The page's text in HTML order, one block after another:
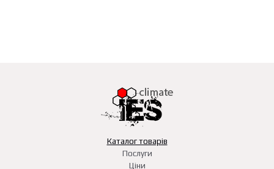
Каталог товарів
Послуги
Ціни